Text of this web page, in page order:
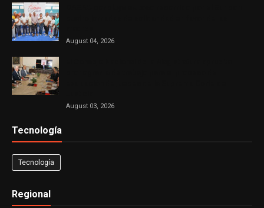
August 04, 2026
August 03, 2026
Tecnología
Tecnología
Regional